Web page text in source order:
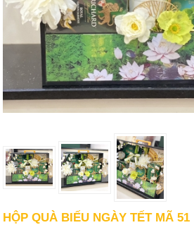
HỘP QUÀ BIẾU NGÀY TẾT MÃ 51